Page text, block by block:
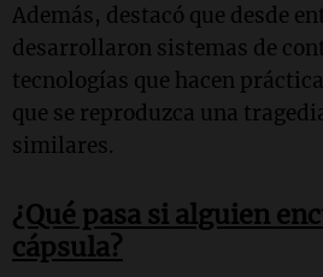
Además, destacó que desde
desarrollaron sistemas de
tecnologías que hacen
que se reproduzca una
similares.
¿Qué pasa si alguien
cápsula?